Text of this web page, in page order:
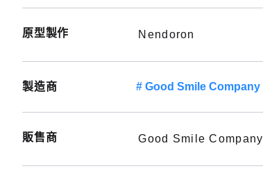
原型製作 Nendoron
製造商 Good Smile Company
販售商 Good Smile Company